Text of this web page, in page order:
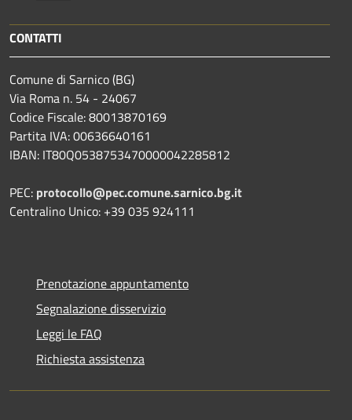
CONTATTI
Comune di Sarnico (BG)
Via Roma n. 54 - 24067
Codice Fiscale: 80013870169
Partita IVA: 00636640161
IBAN: IT80Q0538753470000042285812
PEC: protocollo@pec.comune.sarnico.bg.it
Centralino Unico: +39 035 924111
Prenotazione appuntamento
Segnalazione disservizio
Leggi le FAQ
Richiesta assistenza